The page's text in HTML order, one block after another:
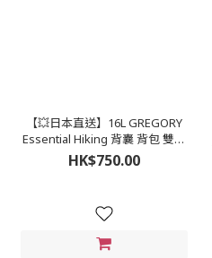
【💥日本直送】16L GREGORY
Essential Hiking 背囊 背包 雙肩
包 袋 行山 徒步
HK$750.00